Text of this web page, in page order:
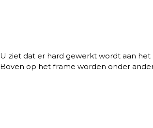
U ziet dat er hard gewerkt wordt aan
Boven op het frame worden onder